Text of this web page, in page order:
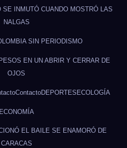
INMUTÓ CUANDO MOSTRÓ LAS
NALGAS
SIN PERIODISMO
EN UN ABRIR Y CERRAR DE
OJOS
ContactoDEPORTES ECOLOGÍA
ECONOMÍA
EL BAILE SE ENAMORÓ DE
CARACAS